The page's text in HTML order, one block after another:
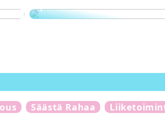
?
Säästä Rahaa